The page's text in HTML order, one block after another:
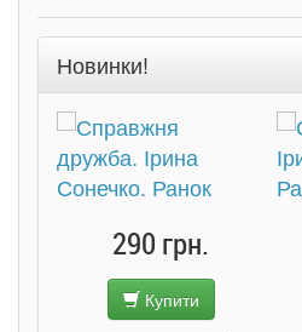
Новинки!
290 грн.
Купити